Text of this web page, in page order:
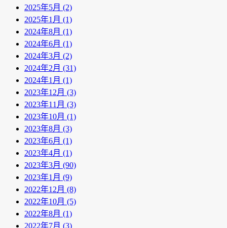
2025年5月 (2)
2025年1月 (1)
2024年8月 (1)
2024年6月 (1)
2024年3月 (2)
2024年2月 (31)
2024年1月 (1)
2023年12月 (3)
2023年11月 (3)
2023年10月 (1)
2023年8月 (3)
2023年6月 (1)
2023年4月 (1)
2023年3月 (90)
2023年1月 (9)
2022年12月 (8)
2022年10月 (5)
2022年8月 (1)
2022年7月 (3)